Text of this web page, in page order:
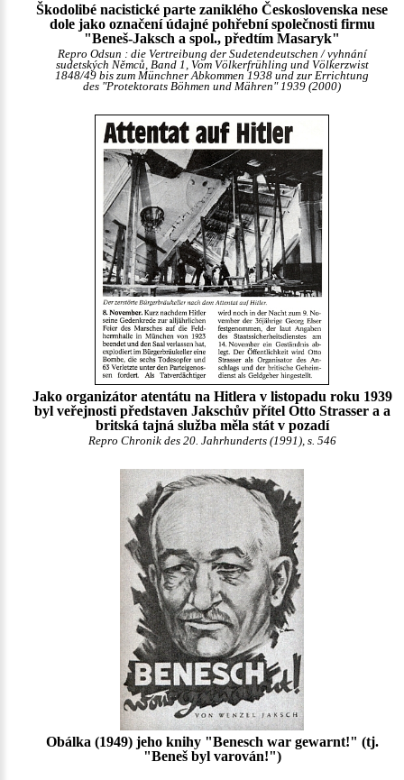
Škodolibé nacistické parte zaniklého Československa nese
dole jako označení údajné pohřební společnosti firmu
"Beneš-Jaksch a spol., předtím Masaryk"
Repro Odsun : die Vertreibung der Sudetendeutschen / vyhnání
sudetských Němců, Band 1, Vom Völkerfrühling und Völkerzwist
1848/49 bis zum Münchner Abkommen 1938 und zur Errichtung
des "Protektorats Böhmen und Mähren" 1939 (2000)
Jako organizátor atentátu na Hitlera v listopadu roku 1939
byl veřejnosti představen Jakschův přítel Otto Strasser a a
britská tajná služba měla stát v pozadí
Repro Chronik des 20. Jahrhunderts (1991), s. 546
Obálka (1949) jeho knihy "Benesch war gewarnt!" (tj.
"Beneš byl varován!")